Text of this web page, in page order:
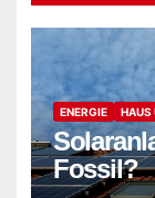
ENERGIE HAUS
Fossil?